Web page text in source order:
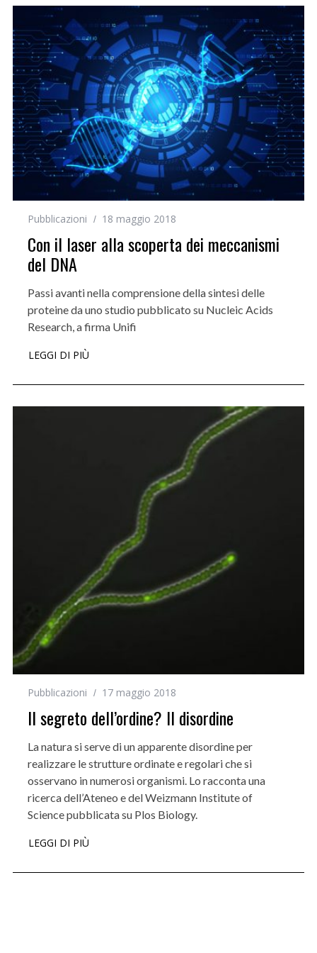
Pubblicazioni 18 maggio 2018
Con il laser alla scoperta dei meccanismi
del DNA
Passi avanti nella comprensione della sintesi delle
proteine da uno studio pubblicato su Nucleic Acids
Research, a firma Unifi
LEGGI DI PIÙ
Pubblicazioni 17 maggio 2018
Il segreto dell’ordine? Il disordine
La natura si serve di un apparente disordine per
realizzare le strutture ordinate e regolari che si
osservano in numerosi organismi. Lo racconta una
ricerca dell’Ateneo e del Weizmann Institute of
Science pubblicata su Plos Biology.
LEGGI DI PIÙ